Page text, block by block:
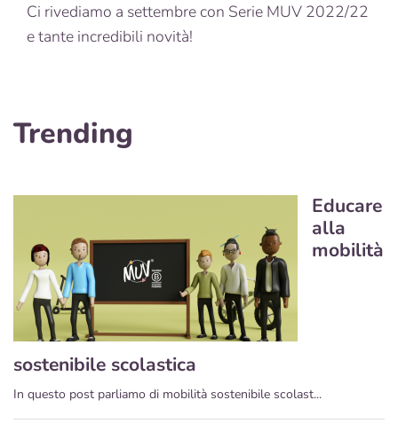
Ci rivediamo a settembre con Serie MUV 2022/22
e tante incredibili novità!
Trending
Educare
alla
mobilità
sostenibile scolastica
In questo post parliamo di mobilità sostenibile scolast...